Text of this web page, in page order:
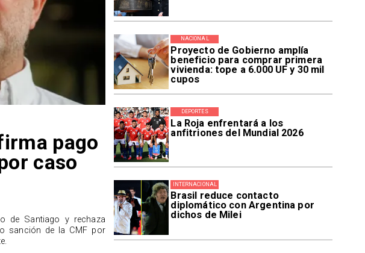
Proyecto de Gobierno amplía
beneficio para comprar primera
vivienda: tope a 6.000 UF y 30 mil
cupos
NACIONAL
La Roja enfrentará a los
anfitriones del Mundial 2026
DEPORTES
Brasil reduce contacto
diplomático con Argentina por
dichos de Milei
INTERNACIONAL
pago
caso
de Santiago y rechaza
sanción de la CMF por